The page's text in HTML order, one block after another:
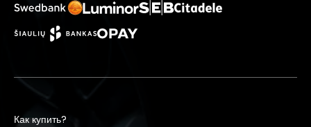
Как купить?